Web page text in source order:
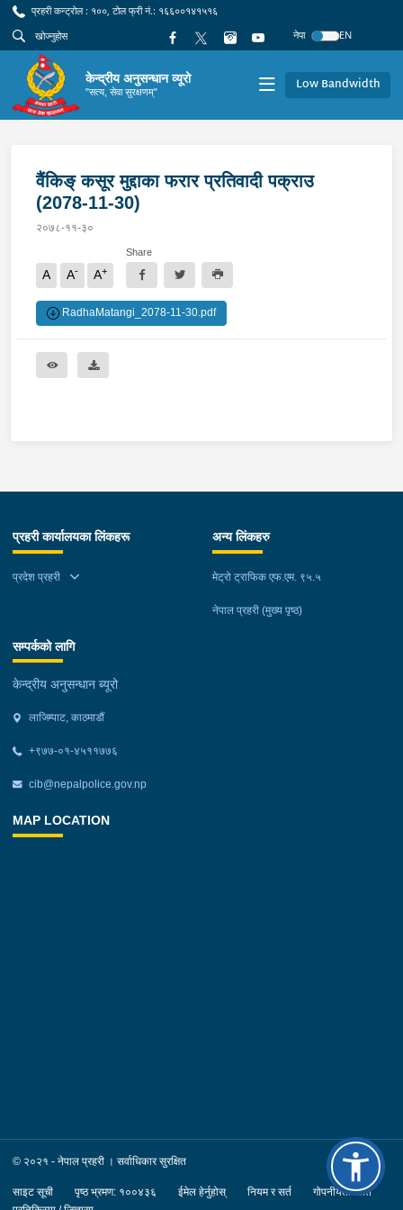
प्रहरी कन्ट्रोल : १००, टोल फ्री नं.: १६६००१४१५१६
नेपा
EN
केन्द्रीय अनुसन्धान व्यूरो
"सत्य, सेवा सुरक्षणम्" Low Bandwidth
वैंकिङ् कसूर मुद्दाका फरार प्रतिवादी पक्राउ
(2078-11-30)
२०७८-११-३०
A A- A+
Share
RadhaMatangi_2078-11-30.pdf
प्रहरी कार्यालयका लिंकहरू
प्रदेश प्रहरी
अन्य लिंकहरु
मेट्रो ट्राफिक एफ.एम. ९५.५
नेपाल प्रहरी (मुख्य पृष्ठ)
सम्पर्कको लागि
केन्द्रीय अनुसन्धान ब्यूरो
लाजिम्पाट, काठमाडौं
+९७७-०१-४५११७७६
cib@nepalpolice.gov.np
MAP LOCATION
© २०२१ - नेपाल प्रहरी । सर्वाधिकार सुरक्षित
साइट सूची पृष्ठ भ्रमण: १००४३६ ईमेल हेर्नुहोस् नियम र सर्त
गोपनीयता नीति